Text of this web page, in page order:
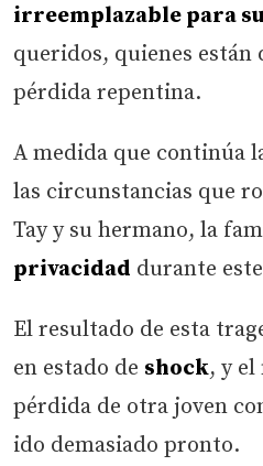
irreemplazable para
queridos, quienes están
pérdida repentina.
A medida que continúa
las circunstancias que
Tay y su hermano, la
privacidad durante
El resultado de esta
en estado de shock, y
pérdida de otra joven
ido demasiado pronto.